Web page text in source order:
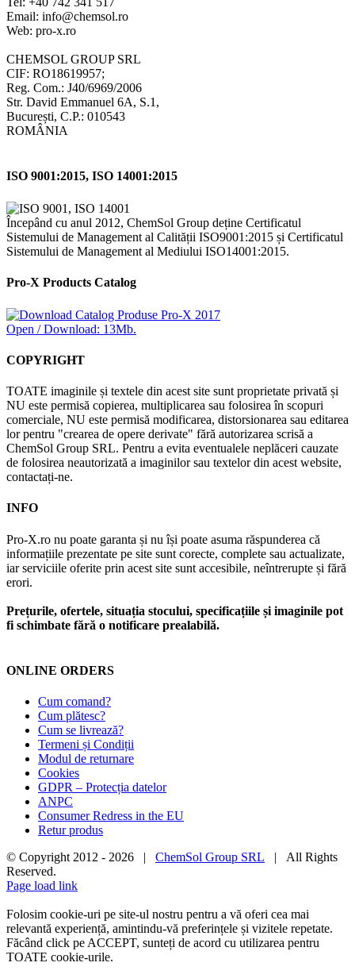
Email: info@chemsol.ro
Web: pro-x.ro
CHEMSOL GROUP SRL
CIF: RO18619957;
Reg. Com.: J40/6969/2006
Str. David Emmanuel 6A, S.1,
București, C.P.: 010543
ROMÂNIA
ISO 9001:2015, ISO 14001:2015
Începând cu anul 2012, ChemSol Group deține Certificatul
Sistemului de Management al Calității ISO9001:2015 și Certificatul
Sistemului de Management al Mediului ISO14001:2015.
Pro-X Products Catalog
Open / Download: 13Mb.
COPYRIGHT
TOATE imaginile și textele din acest site sunt proprietate privată și
NU este permisă copierea, multiplicarea sau folosirea în scopuri
comerciale, NU este permisă modificarea, distorsionarea sau editarea
lor pentru "crearea de opere derivate" fără autorizarea scrisă a
ChemSol Group SRL. Pentru a evita eventualele neplăceri cauzate
de folosirea neautorizată a imaginilor sau textelor din acest website,
contactați-ne.
INFO
Pro-X.ro nu poate garanta și nu își poate asuma răspunderea că
informațiile prezentate pe site sunt corecte, complete sau actualizate,
iar serviciile oferite prin acest site sunt accesibile, neîntrerupte și fără
erori.
Prețurile, ofertele, situația stocului, specificațiile și imaginile pot
fi schimbate fără o notificare prealabilă.
ONLINE ORDERS
Cum comand?
Cum plătesc?
Cum se livrează?
Termeni și Condiții
Modul de returnare
Cookies
GDPR – Protecția datelor
ANPC
Consumer Redress in the EU
Retur produs
© Copyright 2012 - 2026 | ChemSol Group SRL | All Rights
Reserved.
Page load link
Folosim cookie-uri pe site-ul nostru pentru a vă oferi cea mai
relevantă experiență, amintindu-vă preferințele și vizitele repetate.
Făcând click pe ACCEPT, sunteți de acord cu utilizarea pentru
TOATE cookie-urile.